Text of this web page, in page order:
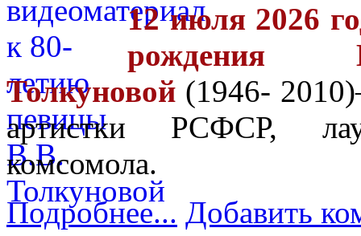
12 июля 2026
рождения
Толкуновой (1946-
артистки РСФСР,
комсомола.
Подробнее... Добавить